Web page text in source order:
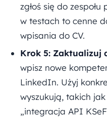
zgłoś się do
w testach to cenne
wpisania do CV.
Krok 5: Zaktualizuj
wpisz nowe
LinkedIn. Użyj
wyszukują, takich
„integracja API